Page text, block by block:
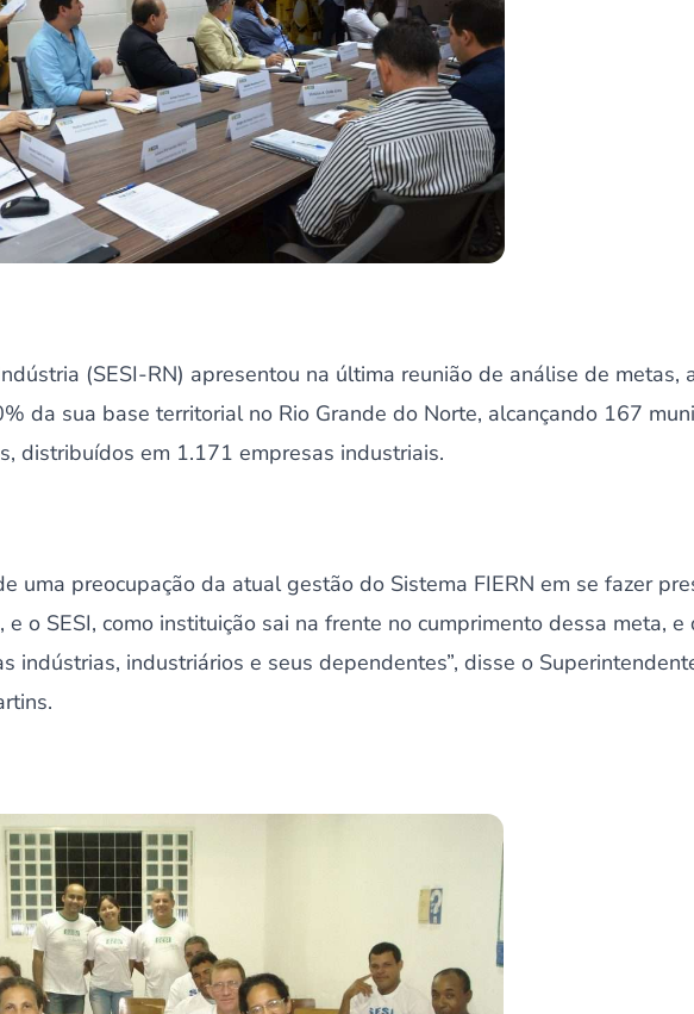
(SESI-RN) apresentou na última reunião de análise de metas,
da sua base territorial no Rio Grande do Norte, alcançando 167
distribuídos em 1.171 empresas industriais.
uma preocupação da atual gestão do Sistema FIERN em se fazer
o SESI, como instituição sai na frente no cumprimento dessa meta, e
indústrias, industriários e seus dependentes”, disse o